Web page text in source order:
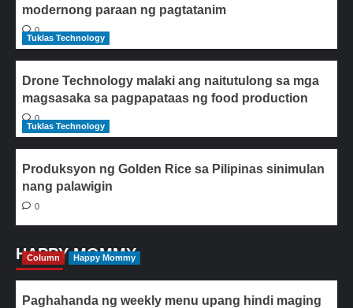
modernong paraan ng pagtatanim
0
Tuklas Technology
Drone Technology malaki ang naitutulong sa mga
magsasaka sa pagpapataas ng food production
0
Tuklas Technology
Produksyon ng Golden Rice sa Pilipinas sinimulan
nang palawigin
0
HAPPY MOMMY
Column Happy Mommy
Paghahanda ng weekly menu upang hindi maging